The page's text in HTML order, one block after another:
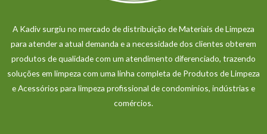
A Kadiv surgiu no mercado de distribuição de Materiais de Limpeza
para atender a atual demanda e a necessidade dos clientes obterem
produtos de qualidade com um atendimento diferenciado, trazendo
soluções em limpeza com uma linha completa de Produtos de Limpeza
e Acessórios para limpeza profissional de condomínios, indústrias e
comércios.